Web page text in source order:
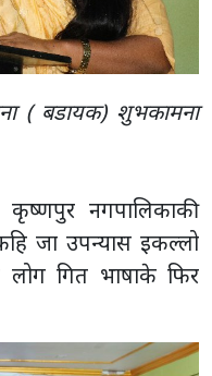
( बडायक) शुभकामना
नगपालिकाकी
जा उपन्यास इकल्लो
गित भाषाके फिर